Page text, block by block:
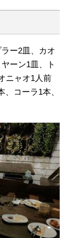
ー2皿、カオ
ーン1皿、ト
ニャオ1人前
、コーラ1本、